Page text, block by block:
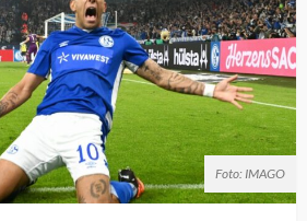
Foto: IMAGO